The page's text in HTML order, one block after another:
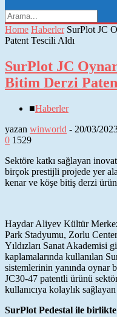
Home Haberler SurPlot JC
Patent Tescili Aldı
SurPlot JC
Bitim Derzi
■Haberler
yazan winworld - 20/03/
0 1529
Sektöre katkı sağlayan
birçok prestijli projede yer
kenar ve köşe bitiş derzi
Haydar Aliyev Kültür
Park Stadyumu, Zorlu
Yıldızları Sanat Akademisi
kaplamalarında kullanılan
sistemlerinin yanında oynar
JC30-47 patentli ürünü
kullanıcıya kolaylık
SurPlot Pedestal ile birlikte